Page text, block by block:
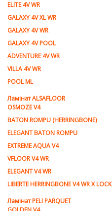
ELITE 4V WR
GALAXY 4V XL WR
GALAXY 4V WR
GALAXY 4V POOL
ADVENTURE 4V WR
VILLA 4V WR
POOL ML
Ламiнат ALSAFLOOR
OSMOZE V4
BATON ROMPU (HERRINGBONE)
ELEGANT BATON ROMPU
EXTREME AQUA V4
VFLOOR V4 WR
ELEGANT V4 WR
LIBERTE HERRINGBONE V4 WR X LOCK
Ламiнат PELI PARQUET